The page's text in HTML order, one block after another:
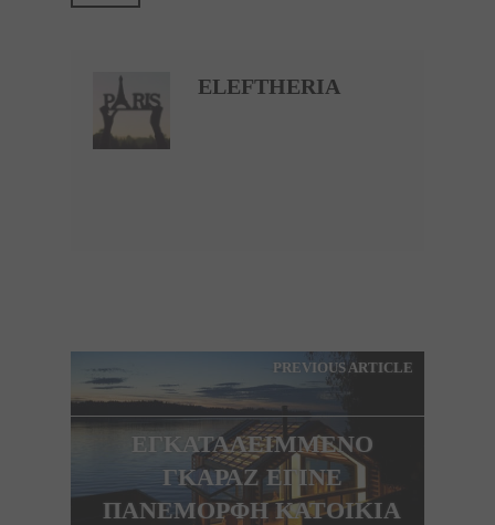
ELEFTHERIA
PREVIOUS ARTICLE
ΕΓΚΑΤΑΛΕΙΜΜΕΝΟ
ΓΚΑΡΑΖ ΕΓΙΝΕ
ΠΑΝΕΜΟΡΦΗ ΚΑΤΟΙΚΙΑ